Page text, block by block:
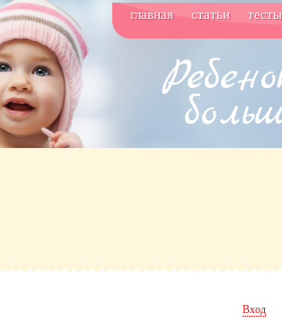
главная статьи тесты
Вход